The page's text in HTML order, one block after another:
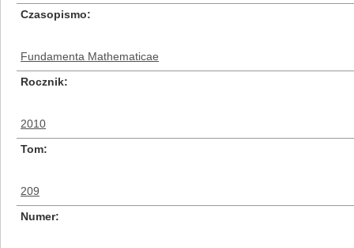
Czasopismo
Fundamenta Mathematicae
Rocznik
2010
Tom
209
Numer